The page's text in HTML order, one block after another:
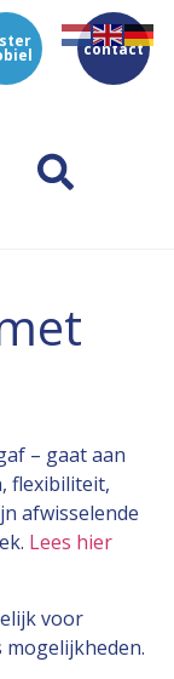
contact
– gaat aan
flexibiliteit,
afwisselende
Lees hier
voor
mogelijkheden.